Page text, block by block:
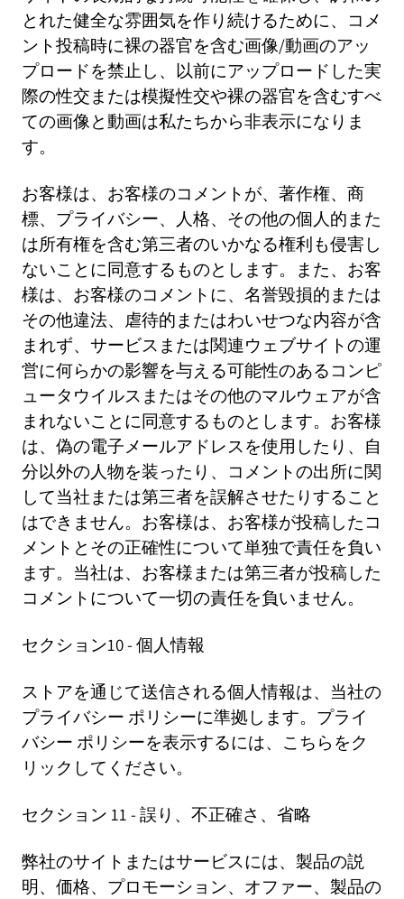
とれた健全な雰囲気を作り続けるために、コメ
ント投稿時に裸の器官を含む画像/動画のアッ
プロードを禁止し、以前にアップロードした実
際の性交または模擬性交や裸の器官を含むすべ
ての画像と動画は私たちから非表示になりま
す。
お客様は、お客様のコメントが、著作権、商
標、プライバシー、人格、その他の個人的また
は所有権を含む第三者のいかなる権利も侵害し
ないことに同意するものとします。また、お客
様は、お客様のコメントに、名誉毀損的または
その他違法、虐待的またはわいせつな内容が含
まれず、サービスまたは関連ウェブサイトの運
営に何らかの影響を与える可能性のあるコンピ
ュータウイルスまたはその他のマルウェアが含
まれないことに同意するものとします。お客様
は、偽の電子メールアドレスを使用したり、自
分以外の人物を装ったり、コメントの出所に関
して当社または第三者を誤解させたりすること
はできません。お客様は、お客様が投稿したコ
メントとその正確性について単独で責任を負い
ます。当社は、お客様または第三者が投稿した
コメントについて一切の責任を負いません。
セクション10 - 個人情報
ストアを通じて送信される個人情報は、当社の
プライバシー ポリシーに準拠します。プライ
バシー ポリシーを表示するには、こちらをク
リックしてください。
セクション 11 - 誤り、不正確さ、省略
弊社のサイトまたはサービスには、製品の説
明、価格、プロモーション、オファー、製品の